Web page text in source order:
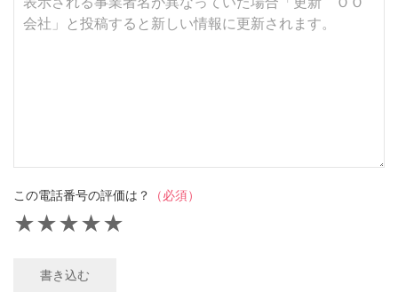
この電話番号の評価は？ （必須）
★
★
★
★
★
書き込む